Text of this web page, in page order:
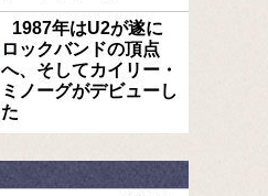
1987年はU2が遂に
ロックバンドの頂点
へ、そしてカイリー・
ミノーグがデビューし
た